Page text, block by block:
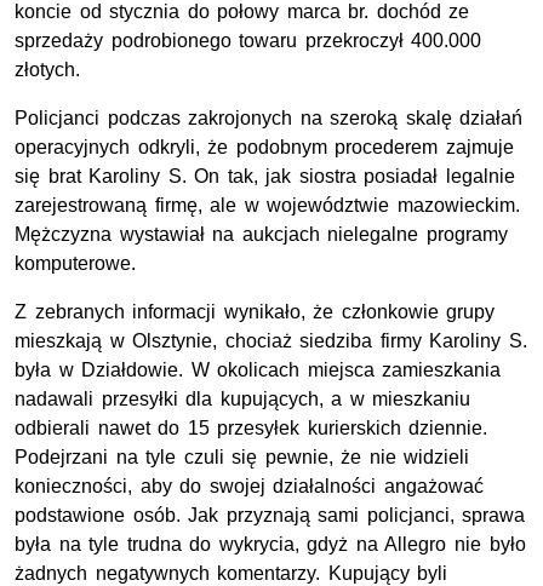
koncie od stycznia do połowy marca br. dochód ze
sprzedaży podrobionego towaru przekroczył 400.000
złotych.
Policjanci podczas zakrojonych na szeroką skalę działań
operacyjnych odkryli, że podobnym procederem zajmuje
się brat Karoliny S. On tak, jak siostra posiadał legalnie
zarejestrowaną firmę, ale w województwie mazowieckim.
Mężczyzna wystawiał na aukcjach nielegalne programy
komputerowe.
Z zebranych informacji wynikało, że członkowie grupy
mieszkają w Olsztynie, chociaż siedziba firmy Karoliny S.
była w Działdowie. W okolicach miejsca zamieszkania
nadawali przesyłki dla kupujących, a w mieszkaniu
odbierali nawet do 15 przesyłek kurierskich dziennie.
Podejrzani na tyle czuli się pewnie, że nie widzieli
konieczności, aby do swojej działalności angażować
podstawione osób. Jak przyznają sami policjanci, sprawa
była na tyle trudna do wykrycia, gdyż na Allegro nie było
żadnych negatywnych komentarzy. Kupujący byli